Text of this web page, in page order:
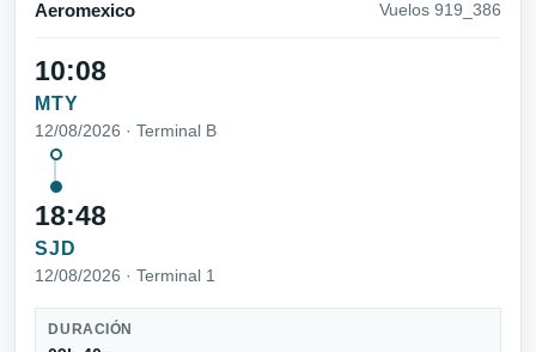
Aeromexico Vuelos 919_386
10:08
MTY
12/08/2026 · Terminal B
18:48
SJD
12/08/2026 · Terminal 1
DURACIÓN